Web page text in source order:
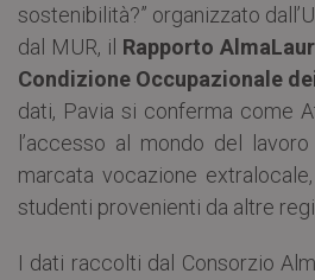
sostenibilità?” organizzato
dal MUR, il Rapporto
Condizione Occupazionale
dati, Pavia si conferma come
l’accesso al mondo del
marcata vocazione
studenti provenienti da altre
I dati raccolti dal Consorzio